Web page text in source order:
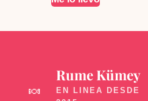
🍬
Rume Kümey